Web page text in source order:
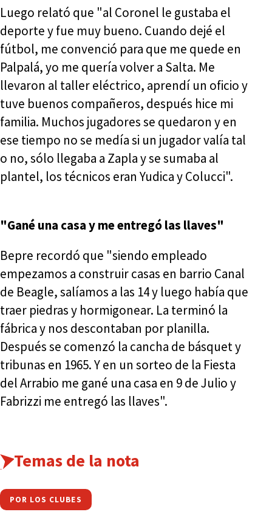
Luego relató que "al Coronel le gustaba el
deporte y fue muy bueno. Cuando dejé el
fútbol, me convenció para que me quede en
Palpalá, yo me quería volver a Salta. Me
llevaron al taller eléctrico, aprendí un oficio y
tuve buenos compañeros, después hice mi
familia. Muchos jugadores se quedaron y en
ese tiempo no se medía si un jugador valía tal
o no, sólo llegaba a Zapla y se sumaba al
plantel, los técnicos eran Yudica y Colucci".
"Gané una casa y me entregó las llaves"
Bepre recordó que "siendo empleado
empezamos a construir casas en barrio Canal
de Beagle, salíamos a las 14 y luego había que
traer piedras y hormigonear. La terminó la
fábrica y nos descontaban por planilla.
Después se comenzó la cancha de básquet y
tribunas en 1965. Y en un sorteo de la Fiesta
del Arrabio me gané una casa en 9 de Julio y
Fabrizzi me entregó las llaves".
Temas de la nota
POR LOS CLUBES